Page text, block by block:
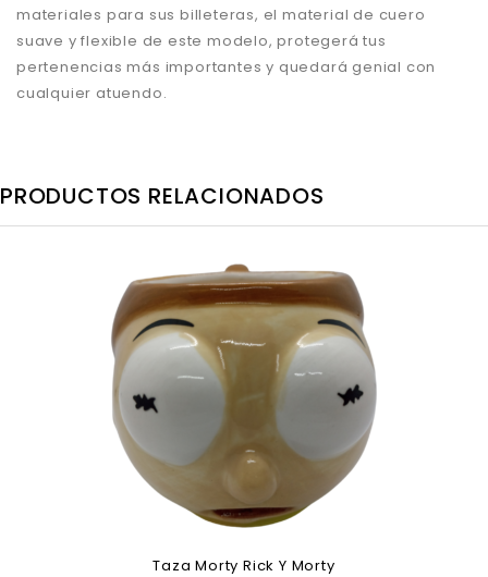
materiales para sus billeteras, el material de cuero
suave y flexible de este modelo, protegerá tus
pertenencias más importantes y quedará genial con
cualquier atuendo.
PRODUCTOS RELACIONADOS
Taza Morty Rick Y Morty